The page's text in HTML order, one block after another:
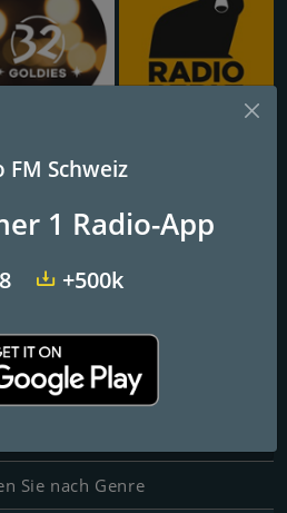
Sie nach Genre
FM Schweiz
1 Radio-App
+500k